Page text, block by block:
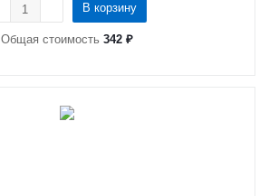
В корзину
Общая стоимость 342 ₽